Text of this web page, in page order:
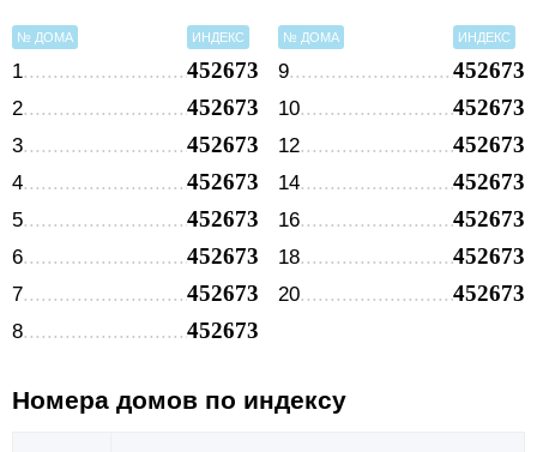
№ ДОМА ИНДЕКС
1 452673
2 452673
3 452673
4 452673
5 452673
6 452673
7 452673
8 452673
№ ДОМА ИНДЕКС
9 452673
10 452673
12 452673
14 452673
16 452673
18 452673
20 452673
Номера домов по индексу